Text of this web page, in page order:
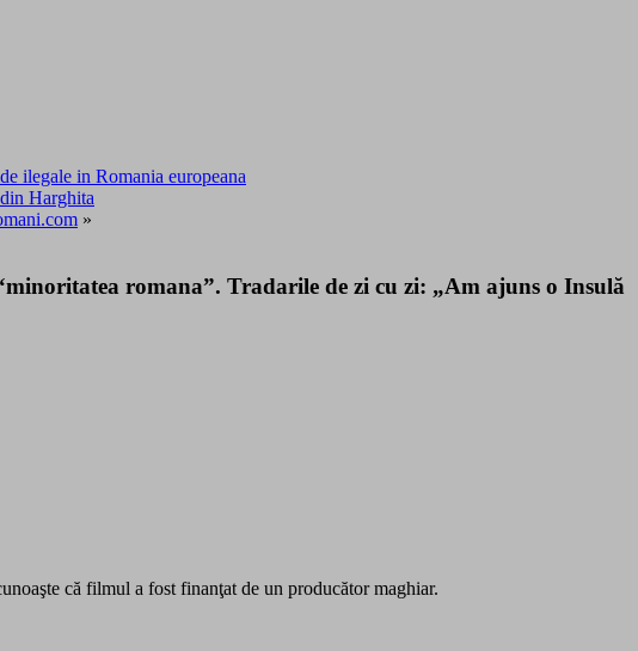
ilegale in Romania europeana
Harghita
»
romana”. Tradarile de zi cu zi: „Am ajuns o Insulă
că filmul a fost finanţat de un producător maghiar.